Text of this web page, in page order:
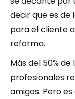
decir que es de
para el cliente
reforma.
Más del 50%
profesionales
amigos. Pero